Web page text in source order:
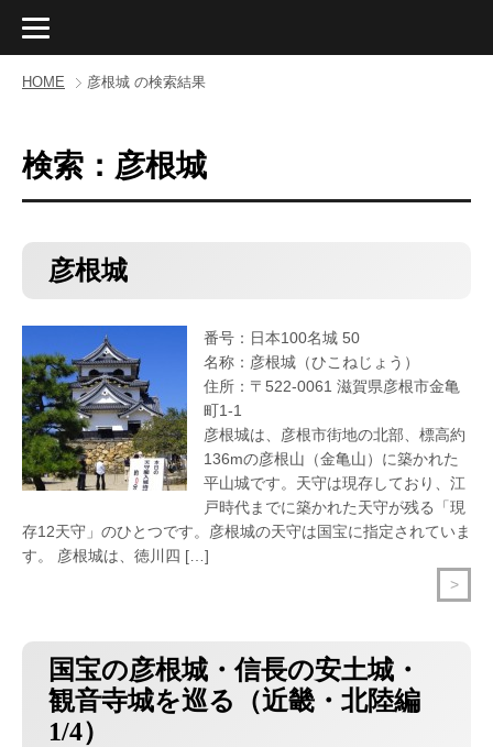
HOME 彦根城 の検索結果
検索：彦根城
彦根城
番号：日本100名城 50
名称：彦根城（ひこねじょう）
住所：〒522-0061 滋賀県彦根市金亀
町1-1
彦根城は、彦根市街地の北部、標高約
136mの彦根山（金亀山）に築かれた
平山城です。天守は現存しており、江
戸時代までに築かれた天守が残る「現
存12天守」のひとつです。彦根城の天守は国宝に指定されていま
す。 彦根城は、徳川四 […]
>
国宝の彦根城・信長の安土城・
観音寺城を巡る（近畿・北陸編
1/4）